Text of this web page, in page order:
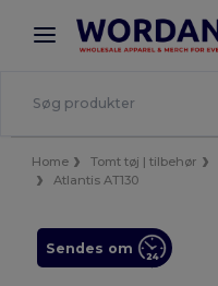
× Wordans-app
Bedre priser i appen!
Home Tomt tøj | tilbehør
Atlantis AT130
Sendes om